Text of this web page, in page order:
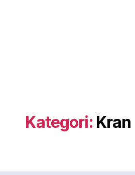
Kategori: Kran